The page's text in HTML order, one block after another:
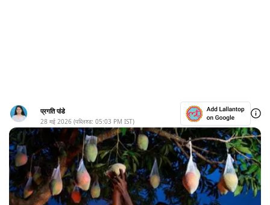
प्रगति पांडे
28 मई 2026 (पब्लिश्ड: 05:03 PM IST)